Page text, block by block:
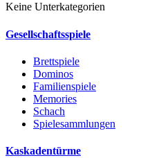
Keine Unterkategorien
Gesellschaftsspiele
Brettspiele
Dominos
Familienspiele
Memories
Schach
Spielesammlungen
Kaskadentürme